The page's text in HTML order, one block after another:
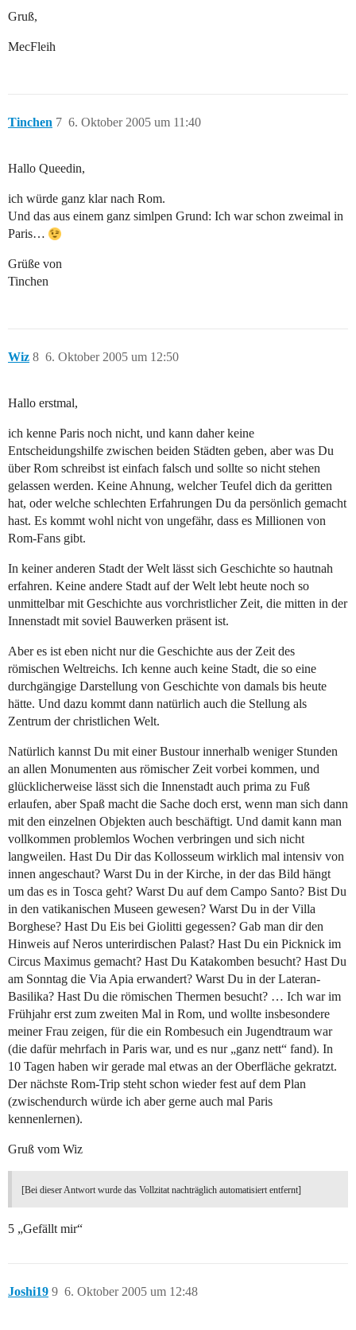
Gruß,
MecFleih
Tinchen 6. Oktober 2005 um 11:40
7
Hallo Queedin,
ich würde ganz klar nach Rom.
Und das aus einem ganz simlpen Grund: Ich war schon zweimal in
Paris…
Grüße von
Tinchen
Wiz 6. Oktober 2005 um 12:50
8
Hallo erstmal,
ich kenne Paris noch nicht, und kann daher keine
Entscheidungshilfe zwischen beiden Städten geben, aber was Du
über Rom schreibst ist einfach falsch und sollte so nicht stehen
gelassen werden. Keine Ahnung, welcher Teufel dich da geritten
hat, oder welche schlechten Erfahrungen Du da persönlich gemacht
hast. Es kommt wohl nicht von ungefähr, dass es Millionen von
Rom-Fans gibt.
In keiner anderen Stadt der Welt lässt sich Geschichte so hautnah
erfahren. Keine andere Stadt auf der Welt lebt heute noch so
unmittelbar mit Geschichte aus vorchristlicher Zeit, die mitten in der
Innenstadt mit soviel Bauwerken präsent ist.
Aber es ist eben nicht nur die Geschichte aus der Zeit des
römischen Weltreichs. Ich kenne auch keine Stadt, die so eine
durchgängige Darstellung von Geschichte von damals bis heute
hätte. Und dazu kommt dann natürlich auch die Stellung als
Zentrum der christlichen Welt.
Natürlich kannst Du mit einer Bustour innerhalb weniger Stunden
an allen Monumenten aus römischer Zeit vorbei kommen, und
glücklicherweise lässt sich die Innenstadt auch prima zu Fuß
erlaufen, aber Spaß macht die Sache doch erst, wenn man sich dann
mit den einzelnen Objekten auch beschäftigt. Und damit kann man
vollkommen problemlos Wochen verbringen und sich nicht
langweilen. Hast Du Dir das Kollosseum wirklich mal intensiv von
innen angeschaut? Warst Du in der Kirche, in der das Bild hängt
um das es in Tosca geht? Warst Du auf dem Campo Santo? Bist Du
in den vatikanischen Museen gewesen? Warst Du in der Villa
Borghese? Hast Du Eis bei Giolitti gegessen? Gab man dir den
Hinweis auf Neros unterirdischen Palast? Hast Du ein Picknick im
Circus Maximus gemacht? Hast Du Katakomben besucht? Hast Du
am Sonntag die Via Apia erwandert? Warst Du in der Lateran-
Basilika? Hast Du die römischen Thermen besucht? … Ich war im
Frühjahr erst zum zweiten Mal in Rom, und wollte insbesondere
meiner Frau zeigen, für die ein Rombesuch ein Jugendtraum war
(die dafür mehrfach in Paris war, und es nur „ganz nett“ fand). In
10 Tagen haben wir gerade mal etwas an der Oberfläche gekratzt.
Der nächste Rom-Trip steht schon wieder fest auf dem Plan
(zwischendurch würde ich aber gerne auch mal Paris
kennenlernen).
Gruß vom Wiz
[Bei dieser Antwort wurde das Vollzitat nachträglich automatisiert entfernt]
5 „Gefällt mir“
Joshi19 6. Oktober 2005 um 12:48
9